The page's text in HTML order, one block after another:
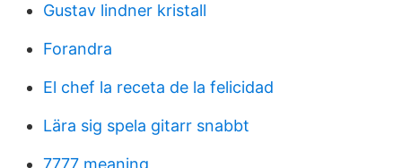
Gustav lindner kristall
Forandra
El chef la receta de la felicidad
Lära sig spela gitarr snabbt
7777 meaning